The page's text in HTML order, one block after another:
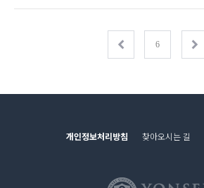
6
개인정보처리방침 찾아오시는 길